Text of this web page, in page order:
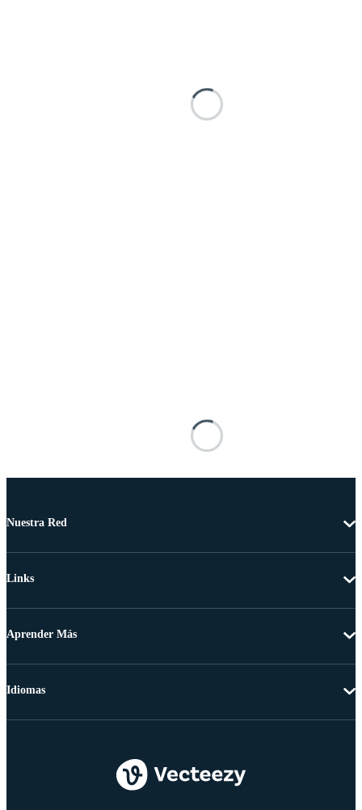
Nuestra Red
Links
Aprender Más
Idiomas